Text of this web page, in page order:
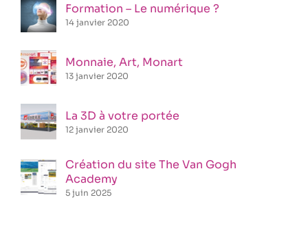
Formation – Le numérique ?
14 janvier 2020
Monnaie, Art, Monart
13 janvier 2020
La 3D à votre portée
12 janvier 2020
Création du site The Van Gogh
Academy
5 juin 2025